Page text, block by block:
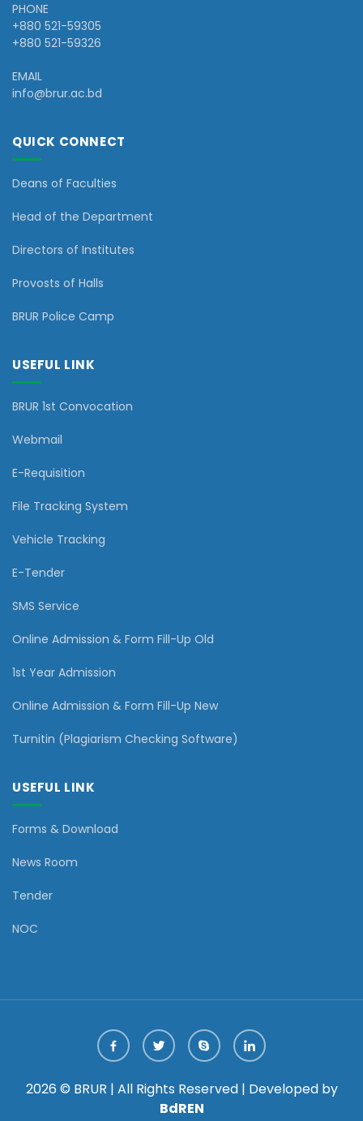
PHONE
+880 521-59305
+880 521-59326
EMAIL
info@brur.ac.bd
QUICK CONNECT
Deans of Faculties
Head of the Department
Directors of Institutes
Provosts of Halls
BRUR Police Camp
USEFUL LINK
BRUR 1st Convocation
Webmail
E-Requisition
File Tracking System
Vehicle Tracking
E-Tender
SMS Service
Online Admission & Form Fill-Up Old
1st Year Admission
Online Admission & Form Fill-Up New
Turnitin (Plagiarism Checking Software)
USEFUL LINK
Forms & Download
News Room
Tender
NOC
2026 © BRUR | All Rights Reserved | Developed by
BdREN